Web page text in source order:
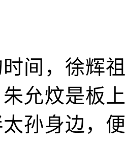
间，徐辉
允炆是板
孙身边，